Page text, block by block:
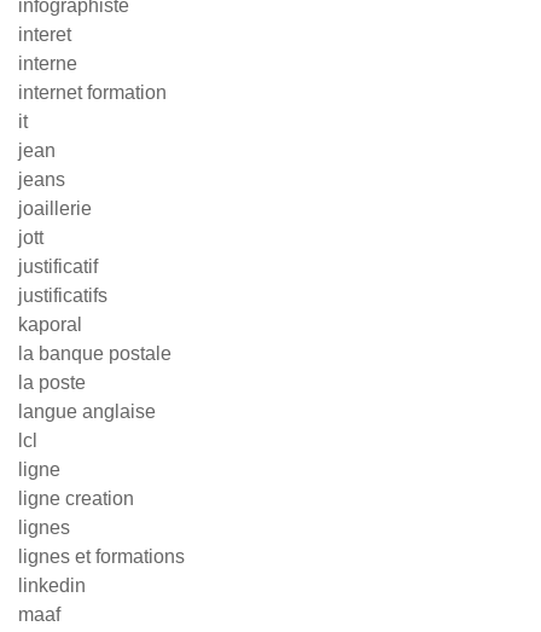
infographiste
interet
interne
internet formation
it
jean
jeans
joaillerie
jott
justificatif
justificatifs
kaporal
la banque postale
la poste
langue anglaise
lcl
ligne
ligne creation
lignes
lignes et formations
linkedin
maaf